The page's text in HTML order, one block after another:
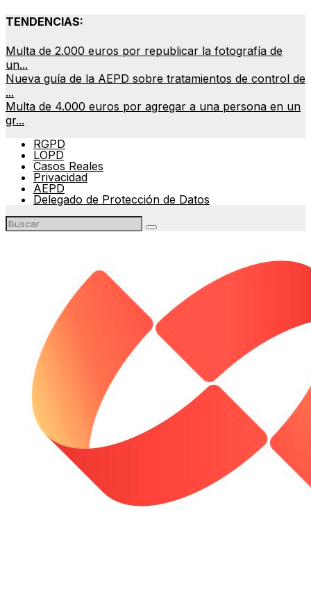
TENDENCIAS:
Multa de 2.000 euros por republicar la fotografía de
un...
Nueva guía de la AEPD sobre tratamientos de control de
...
Multa de 4.000 euros por agregar a una persona en un
gr...
RGPD
LOPD
Casos Reales
Privacidad
AEPD
Delegado de Protección de Datos